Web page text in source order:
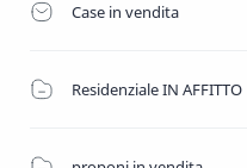
Case in vendita
Residenziale IN AFFITTO